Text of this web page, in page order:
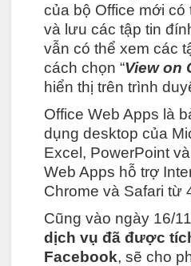
của bộ Office mới có
và lưu các tập tin
vẫn có thể xem các
cách chọn “View on
hiển thị trên trình
Office Web Apps là
dụng desktop của
Excel, PowerPoint
Web Apps hỗ trợ
Chrome và Safari từ
Cũng vào ngày 16/
dịch vụ đã được
Facebook, sẽ cho